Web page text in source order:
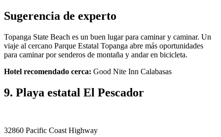
Sugerencia de experto
Topanga State Beach es un buen lugar para caminar y caminar. Un
viaje al cercano Parque Estatal Topanga abre más oportunidades
para caminar por senderos de montaña y andar en bicicleta.
Hotel recomendado cerca: Good Nite Inn Calabasas
9. Playa estatal El Pescador
32860 Pacific Coast Highway